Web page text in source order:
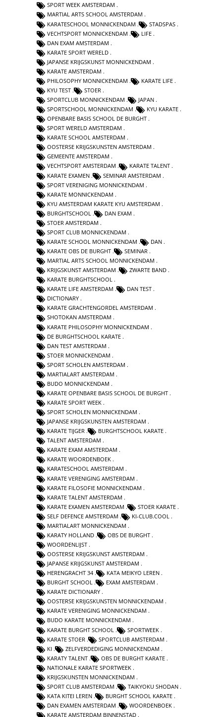
SPORT WEEK AMSTERDAM
MARTIAL ARTS SCHOOL AMSTERDAM
KARATESCHOOL MONNICKENDAM
STADSPAS
VECHTSPORT MONNICKENDAM
LIFE
DAN EXAM AMSTERDAM
KARATE SPORT WERELD
JAPANSE KRIJGSKUNST MONNICKENDAM
KARATE AMSTERDAM
PHILOSOPHY MONNICKENDAM
KARATE LIFE
KYU TEST
STOER
SPORTCLUB MONNICKENDAM
JAPAN
SPORTSCHOOL MONNICKENDAM
KYU KARATE
OPENBARE BASIS SCHOOL DE BURGHT
SPORT WERELD AMSTERDAM
KARATE SCHOOL AMSTERDAM
OOSTERSE KRIJGSKUNSTEN AMSTERDAM
GEMEENTE AMSTERDAM
VECHTSPORT AMSTERDAM
KARATE TALENT
KARATE EXAMEN
SEMINAR AMSTERDAM
SPORT VERENIGING MONNICKENDAM
KARATE MONNICKENDAM
KYU AMSTERDAM KARATE KYU AMSTERDAM
BURGHTSCHOOL
DAN EXAM
STOER AMSTERDAM
SPORT CLUB MONNICKENDAM
KARATE SCHOOL MONNICKENDAM
DAN
KARATE OBS DE BURGHT
SEMINAR
MARTIAL ARTS SCHOOL MONNICKENDAM
KRIJGSKUNST AMSTERDAM
ZWARTE BAND
KARATE BURGHTSCHOOL
KARATE LIFE AMSTERDAM
DAN TEST
DICTIONARY
KARATE GRACHTENGORDEL AMSTERDAM
SHOTOKAN AMSTERDAM
KARATE PHILOSOPHY MONNICKENDAM
DE BURGHTSCHOOL KARATE
DAN TEST AMSTERDAM
STOER MONNICKENDAM
SPORT SCHOLEN AMSTERDAM
MARTIALART AMSTERDAM
BUDO MONNICKENDAM
KARATE OPENBARE BASIS SCHOOL DE BURGHT
KARATE SPORT WEEK
SPORT SCHOLEN MONNICKENDAM
JAPANSE KRIJGSKUNSTEN AMSTERDAM
KARATE TIJGER
BURGHTSCHOOL KARATE
TALENT AMSTERDAM
KARATE EXAM AMSTERDAM
KARATE WOORDENBOEK
KARATESCHOOL AMSTERDAM
KARATE VERENIGING AMSTERDAM
KARATE FILOSOFIE MONNICKENDAM
KARATE TALENT AMSTERDAM
KARATE EXAMEN AMSTERDAM
STOER KARATE
SELF DEFENCE AMSTERDAM
KI-CLUB.COOL
MARTIALART MONNICKENDAM
KARATY HOLLAND
OBS DE BURGHT
WOORDENLIJST
OOSTERSE KRIJGSKUNST AMSTERDAM
JAPANSE KRIJGSKUNST AMSTERDAM
HERENGRACHT 34
KATA MEIKYO LEREN
BURGHT SCHOOL
EXAM AMSTERDAM
KARATE DICTIONARY
OOSTERSE KRIJGSKUNSTEN MONNICKENDAM
KARATE VERENIGING MONNICKENDAM
BUDO KARATE MONNICKENDAM
KARATE BURGHT SCHOOL
SPORTWEEK
KARATE STOER
SPORTCLUB AMSTERDAM
KI
ZELFVERDEDIGING MONNICKENDAM
KARATY TALENT
OBS DE BURGHT KARATE
NATIONALE KARATE SPORTWEEK
KRIJGSKUNSTEN MONNICKENDAM
SPORT CLUB AMSTERDAM
TAIKYOKU SHODAN
KATA KITEI LEREN
BURGHT SCHOOL KARATE
DAN EXAMEN AMSTERDAM
WOORDENBOEK
KARATE AMSTERDAM BINNENSTAD